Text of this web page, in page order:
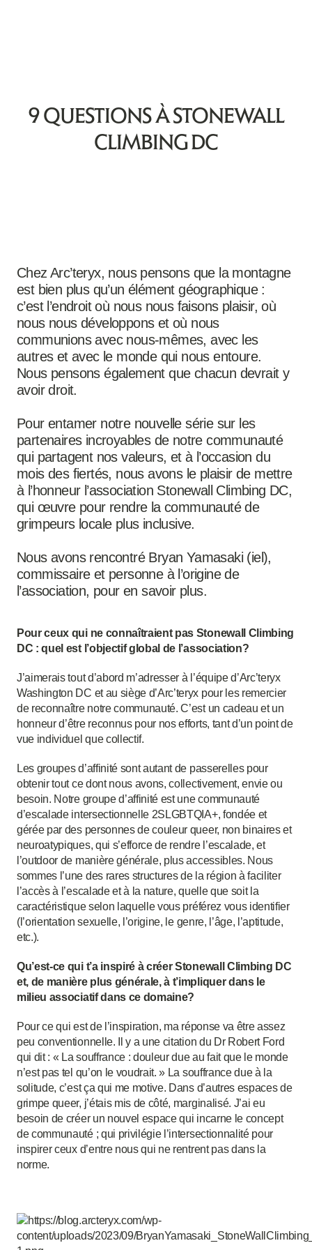
9 QUESTIONS À STONEWALL
CLIMBING DC
Chez Arc’teryx, nous pensons que la montagne
est bien plus qu’un élément géographique :
c’est l’endroit où nous nous faisons plaisir, où
nous nous développons et où nous
communions avec nous-mêmes, avec les
autres et avec le monde qui nous entoure.
Nous pensons également que chacun devrait y
avoir droit.
Pour entamer notre nouvelle série sur les
partenaires incroyables de notre communauté
qui partagent nos valeurs, et à l’occasion du
mois des fiertés, nous avons le plaisir de mettre
à l’honneur l’association Stonewall Climbing DC,
qui œuvre pour rendre la communauté de
grimpeurs locale plus inclusive.
Nous avons rencontré Bryan Yamasaki (iel),
commissaire et personne à l’origine de
l’association, pour en savoir plus.
Pour ceux qui ne connaîtraient pas Stonewall Climbing
DC : quel est l’objectif global de l’association?
J’aimerais tout d’abord m’adresser à l’équipe d’Arc’teryx
Washington DC et au siège d’Arc’teryx pour les remercier
de reconnaître notre communauté. C’est un cadeau et un
honneur d’être reconnus pour nos efforts, tant d’un point de
vue individuel que collectif.
Les groupes d’affinité sont autant de passerelles pour
obtenir tout ce dont nous avons, collectivement, envie ou
besoin. Notre groupe d’affinité est une communauté
d’escalade intersectionnelle 2SLGBTQIA+, fondée et
gérée par des personnes de couleur queer, non binaires et
neuroatypiques, qui s’efforce de rendre l’escalade, et
l’outdoor de manière générale, plus accessibles. Nous
sommes l’une des rares structures de la région à faciliter
l’accès à l’escalade et à la nature, quelle que soit la
caractéristique selon laquelle vous préférez vous identifier
(l’orientation sexuelle, l’origine, le genre, l’âge, l’aptitude,
etc.).
Qu’est-ce qui t’a inspiré à créer Stonewall Climbing DC
et, de manière plus générale, à t’impliquer dans le
milieu associatif dans ce domaine?
Pour ce qui est de l’inspiration, ma réponse va être assez
peu conventionnelle. Il y a une citation du Dr Robert Ford
qui dit : « La souffrance : douleur due au fait que le monde
n’est pas tel qu’on le voudrait. » La souffrance due à la
solitude, c’est ça qui me motive. Dans d’autres espaces de
grimpe queer, j’étais mis de côté, marginalisé. J’ai eu
besoin de créer un nouvel espace qui incarne le concept
de communauté ; qui privilégie l’intersectionnalité pour
inspirer ceux d’entre nous qui ne rentrent pas dans la
norme.